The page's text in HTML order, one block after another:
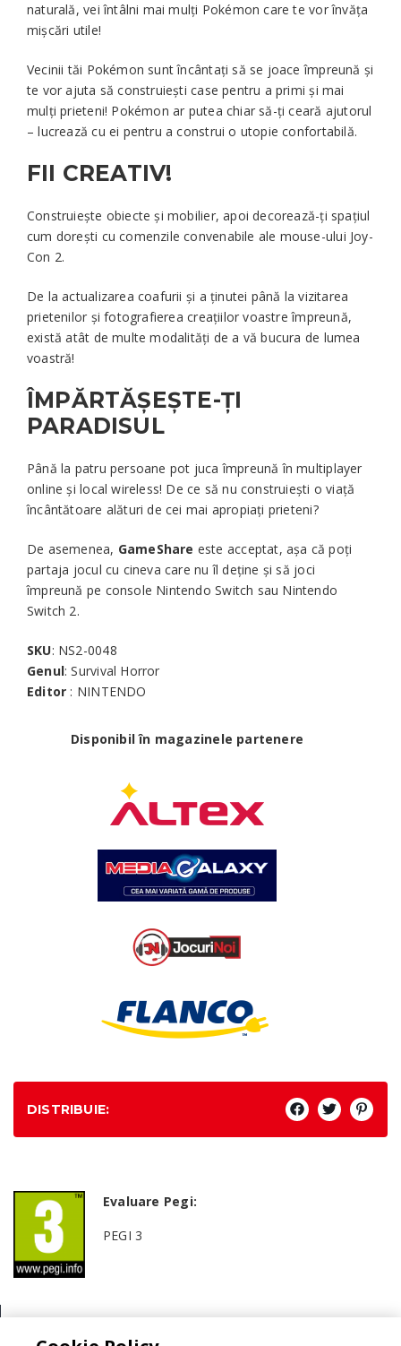
naturală, vei întâlni mai mulți Pokémon care te vor învăța
mișcări utile!
Vecinii tăi Pokémon sunt încântați să se joace împreună și
te vor ajuta să construiești case pentru a primi și mai
mulți prieteni! Pokémon ar putea chiar să-ți ceară ajutorul
– lucrează cu ei pentru a construi o utopie confortabilă.
FII CREATIV!
Construiește obiecte și mobilier, apoi decorează-ți spațiul
cum dorești cu comenzile convenabile ale mouse-ului Joy-
Con 2.
De la actualizarea coafurii și a ținutei până la vizitarea
prietenilor și fotografierea creațiilor voastre împreună,
există atât de multe modalități de a vă bucura de lumea
voastră!
ÎMPĂRTĂȘEȘTE-ȚI
PARADISUL
Până la patru persoane pot juca împreună în multiplayer
online și local wireless! De ce să nu construiești o viață
încântătoare alături de cei mai apropiați prieteni?
De asemenea, GameShare este acceptat, așa că poți
partaja jocul cu cineva care nu îl deține și să joci
împreună pe console Nintendo Switch sau Nintendo
Switch 2.
SKU: NS2-0048
Genul: Survival Horror
Editor : NINTENDO
Disponibil în magazinele partenere
DISTRIBUIE:
Evaluare Pegi:
PEGI 3